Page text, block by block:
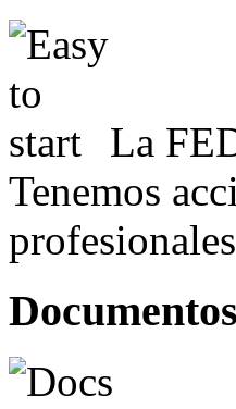
La
Tenemos
Documentos